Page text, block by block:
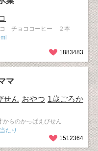
チョココーヒー ２本
1883483
マ
せん おやつ 1歳ごろか
らのかっぱえびせん
たり
1512364